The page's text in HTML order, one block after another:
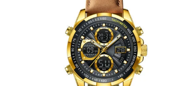
Infinit scrolling
Load more button